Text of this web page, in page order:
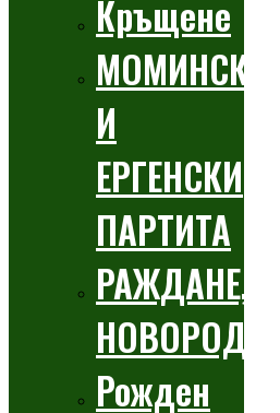
Кръщене
МОМИНСКИ
И
ЕРГЕНСКИ
ПАРТИТА
РАЖДАНЕ,
НОВОРОДЕНО
Рожден